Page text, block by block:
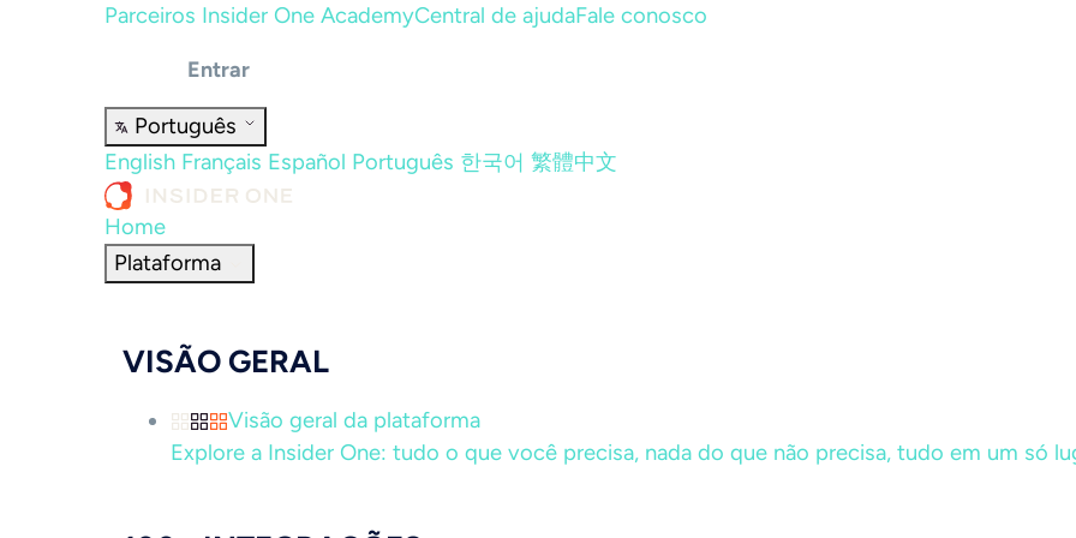
Parceiros Insider One AcademyCentral de ajudaFale conosco
Entrar
Português
English Français Español Português 한국어 繁體中文
Home
Plataforma
VISÃO GERAL
Visão geral da plataforma
Explore a Insider One: tudo o que você precisa, nada do que não precisa, tudo em um só